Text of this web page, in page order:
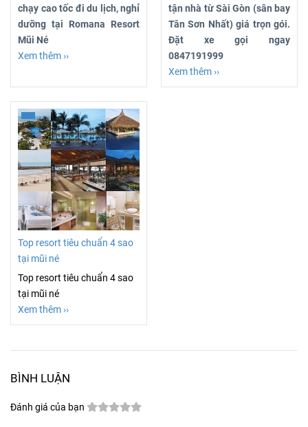
chạy cao tốc đi du lịch, nghỉ
dưỡng tại Romana Resort
Mũi Né
Xem thêm ››
tận nhà từ Sài Gòn (sân bay
Tân Sơn Nhất) giá trọn gói.
Đặt xe gọi ngay
0847191999
Xem thêm ››
Top resort tiêu chuẩn 4 sao
tại mũi né
Top resort tiêu chuẩn 4 sao
tại mũi né
Xem thêm ››
BÌNH LUẬN
Đánh giá của bạn